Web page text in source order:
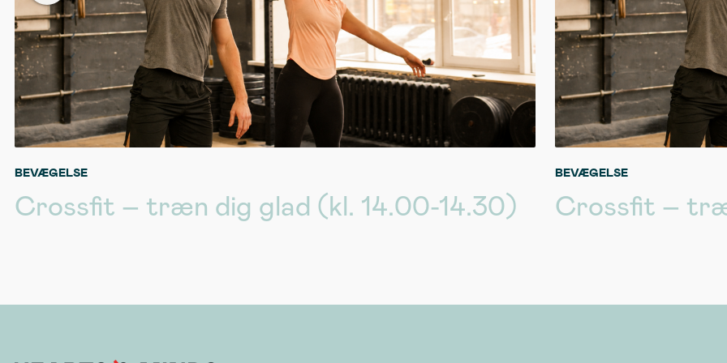
BEVÆGELSE
Crossfit – træn dig glad (kl. 14.00-14.30)
BEVÆGELSE
Crossfit –